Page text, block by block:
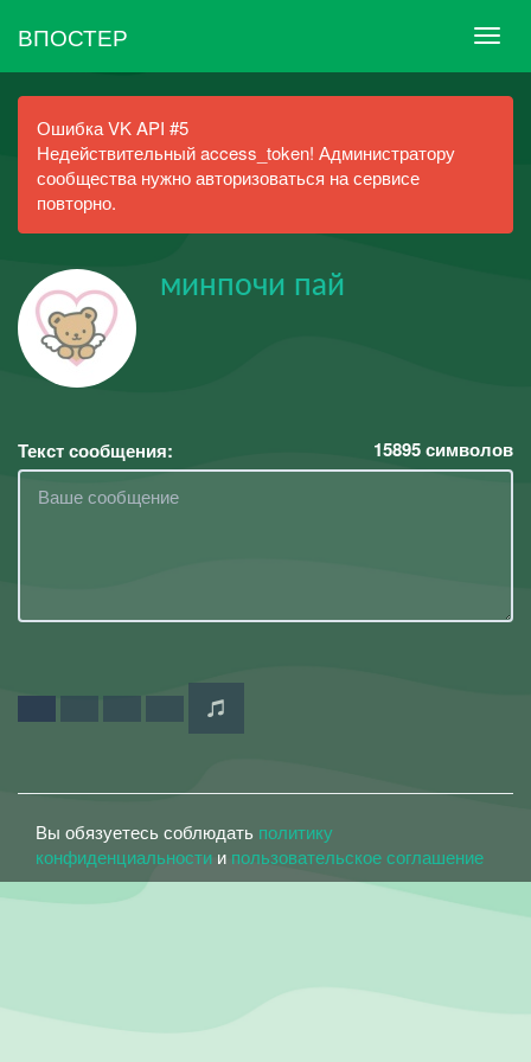
ВПОСТЕР
Ошибка VK API #5
Недействительный access_token! Администратору
сообщества нужно авторизоваться на сервисе
повторно.
минпочи пай
Текст сообщения: 15895символов
Вы обязуетесь соблюдать политику
конфиденциальности и пользовательское соглашение